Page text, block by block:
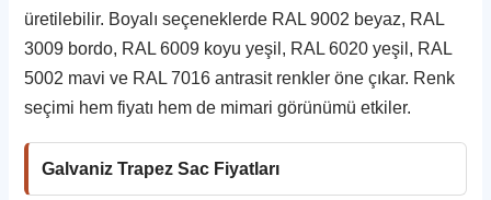
üretilebilir. Boyalı seçeneklerde RAL 9002 beyaz, RAL
3009 bordo, RAL 6009 koyu yeşil, RAL 6020 yeşil, RAL
5002 mavi ve RAL 7016 antrasit renkler öne çıkar. Renk
seçimi hem fiyatı hem de mimari görünümü etkiler.
Galvaniz Trapez Sac Fiyatları